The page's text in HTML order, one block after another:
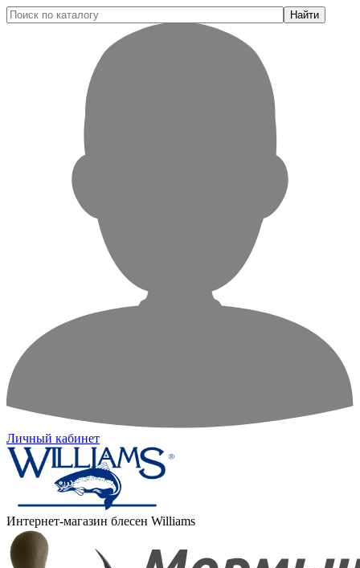
Найти
Личный кабинет
Интернет-магазин блесен Williams